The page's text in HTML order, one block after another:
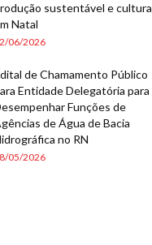
sustentável e cultura
Natal
06/2026
de Chamamento Público
Entidade Delegatória para
Funções de
de Água de Bacia
no RN
05/2026